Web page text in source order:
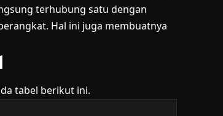
terhubung satu dengan
Hal ini juga membuatnya
tabel berikut ini.